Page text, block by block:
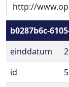
b0287b6c-
einddatum
id
5